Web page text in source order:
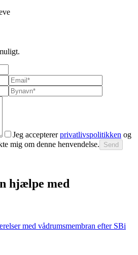
Jeg accepterer privatlivspolitikken og
mig om denne henvendelse.
Send
hjælpe med
med vådrumsmembran efter SBi